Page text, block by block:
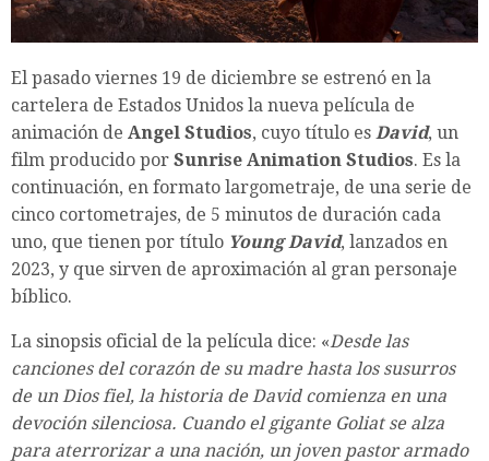
El pasado viernes 19 de diciembre se estrenó en la
cartelera de Estados Unidos la nueva película de
animación de Angel Studios, cuyo título es David, un
film producido por Sunrise Animation Studios. Es la
continuación, en formato largometraje, de una serie de
cinco cortometrajes, de 5 minutos de duración cada
uno, que tienen por título Young David, lanzados en
2023, y que sirven de aproximación al gran personaje
bíblico.
La sinopsis oficial de la película dice: «Desde las
canciones del corazón de su madre hasta los susurros
de un Dios fiel, la historia de David comienza en una
devoción silenciosa. Cuando el gigante Goliat se alza
para aterrorizar a una nación, un joven pastor armado